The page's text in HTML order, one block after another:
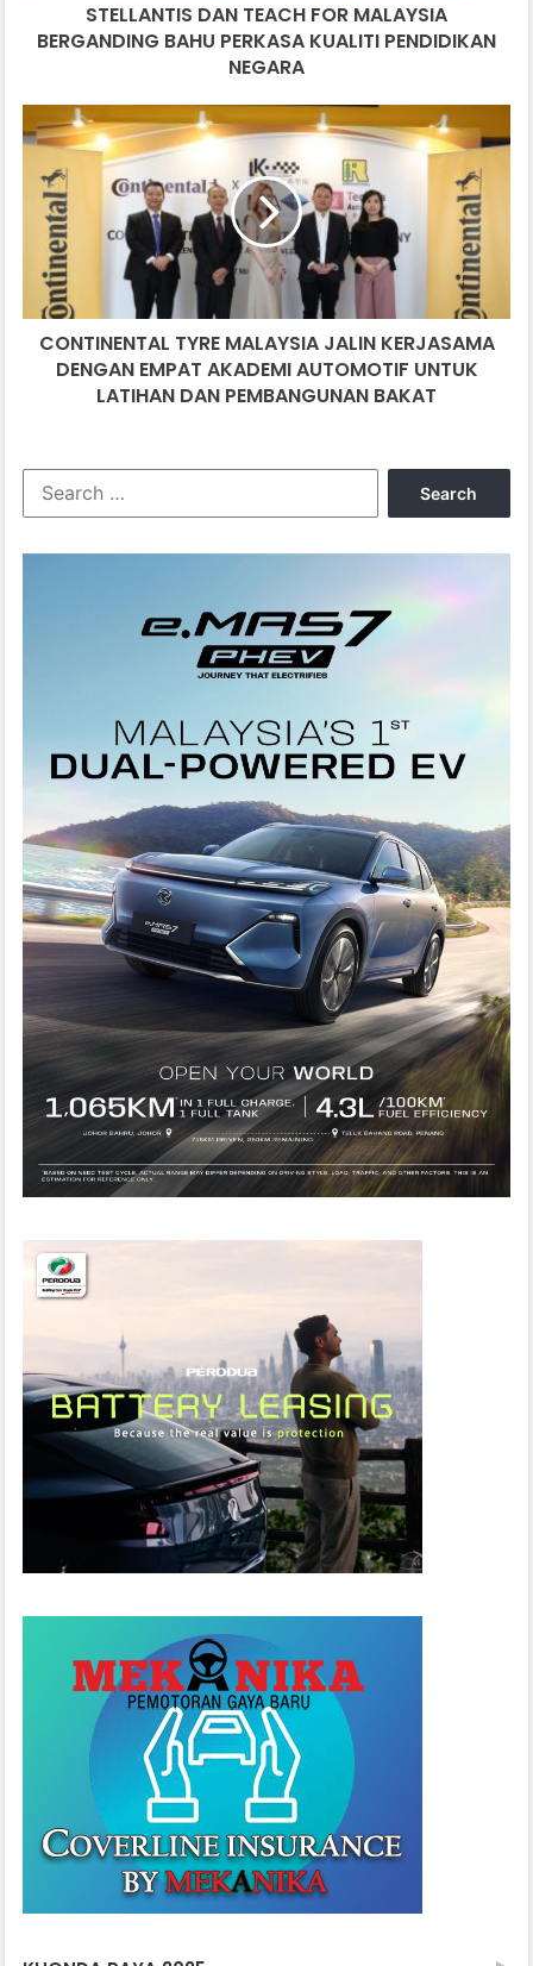
PENDIDIKAN
NEGARA
STELLANTIS DAN TEACH FOR MALAYSIA
BERGANDING BAHU PERKASA KUALITI PENDIDIKAN
NEGARA
CONTINENTAL
TYRE
MALAYSIA
JALIN
KERJASAMA
DENGAN
EMPAT
AKADEMI
AUTOMOTIF
UNTUK
LATIHAN
CONTINENTAL TYRE MALAYSIA JALIN KERJASAMA
DENGAN EMPAT AKADEMI AUTOMOTIF UNTUK
LATIHAN DAN PEMBANGUNAN BAKAT